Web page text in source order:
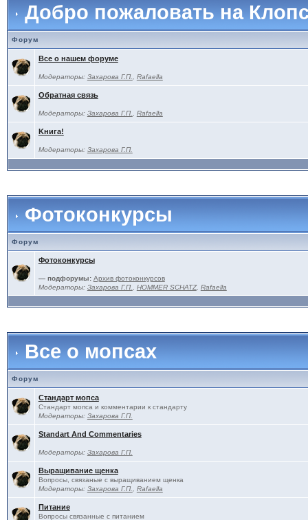
Добро пожаловать на
Форум
Все о нашем форуме
Модераторы: Захарова Г.П. Rafaella
Обратная связь
Модераторы: Захарова Г.П. Rafaella
Kнига!
Модераторы: Захарова Г.П.
Фотоконкурсы
Форум
Фотоконкурсы
— подфорумы: Архив фотоконкурсов
Модераторы: Захарова Г.П. HOMMER SCHATZ, Rafaella
Все о мопсах
Форум
Стандарт мопса
Стандарт мопса и комментарии к стандарту
Модераторы: Захарова Г.П.
Standart And Commentaries
Модераторы: Захарова Г.П.
Выращивание щенка
Вопросы, связаные с выращиванием щенка
Модераторы: Захарова Г.П. Rafaella
Питание
Вопросы связанные с питанием